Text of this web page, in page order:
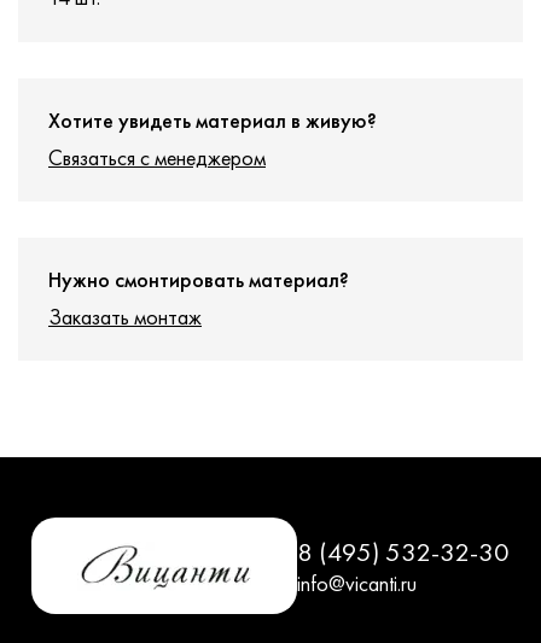
Хотите увидеть материал в живую?
Связаться с менеджером
Нужно смонтировать материал?
Заказать монтаж
8 (495) 532-32-30
info@vicanti.ru